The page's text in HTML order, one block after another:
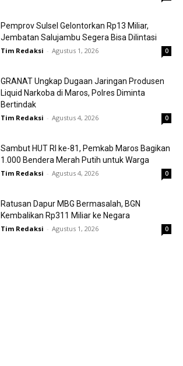
Pemprov Sulsel Gelontorkan Rp13 Miliar,
Jembatan Salujambu Segera Bisa Dilintasi
Tim Redaksi - Agustus 1, 2026 0
GRANAT Ungkap Dugaan Jaringan Produsen
Liquid Narkoba di Maros, Polres Diminta
Bertindak
Tim Redaksi - Agustus 4, 2026 0
Sambut HUT RI ke-81, Pemkab Maros Bagikan
1.000 Bendera Merah Putih untuk Warga
Tim Redaksi - Agustus 4, 2026 0
Ratusan Dapur MBG Bermasalah, BGN
Kembalikan Rp311 Miliar ke Negara
Tim Redaksi - Agustus 1, 2026 0